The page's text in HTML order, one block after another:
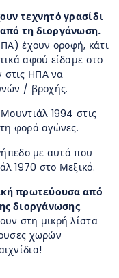
τεχνητό γρασίδι
τη διοργάνωση.
έχουν οροφή, κάτι
αφού είδαμε στο
στις ΗΠΑ να
/ βροχής.
1994 στις
φορά αγώνες.
με αυτά που
1970 στο Μεξικό.
πρωτεύουσα από
διοργάνωσης.
στη μικρή λίστα
χωρών